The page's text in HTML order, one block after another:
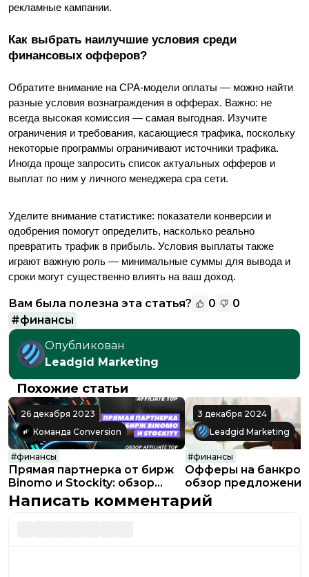
рекламные кампании.
Как выбрать наилучшие условия среди
финансовых офферов?
Обратите внимание на CPA-модели оплаты — можно найти
разные условия вознаграждения в офферах. Важно: не
всегда высокая комиссия — самая выгодная. Изучите
ограничения и требования, касающиеся трафика, поскольку
Иногда проще запросить список актуальных офферов и
выплат по ним у личного менеджера сра сети.
Уделите внимание статистике: показатели конверсии и
одобрения помогут определить, насколько реально
превратить трафик в прибыль. Условия выплаты также
играют важную роль — минимальные суммы для вывода и
сроки могут существенно влиять на ваш доход.
Вам была полезна эта статья? 0
0
#финансы
Опубликован
Leadgid Marketing
Похожие статьи
26 декабря 2023
Команда Conversion
#финансы
Прямая партнерка от бирж
Binomo и Stockity: обзор
Affiliate Top
3 декабря 2024
Leadgid Marketing
#финансы
Офферы на
обзор предложений
Написать комментарий